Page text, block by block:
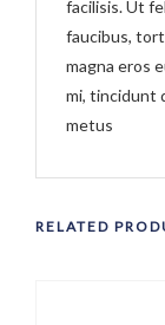
facilisis. Ut
faucibus,
magna eros
mi, tincidunt
metus
RELATED